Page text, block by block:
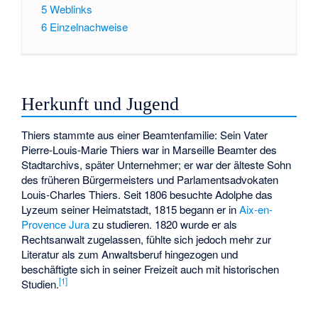
5Weblinks
6 Einzelnachweise
Herkunft und Jugend
Thiers stammte aus einer Beamtenfamilie: Sein Vater
Pierre-Louis-Marie Thiers war in Marseille Beamter des
Stadtarchivs, später Unternehmer; er war der älteste Sohn
des früheren Bürgermeisters und Parlamentsadvokaten
Louis-Charles Thiers. Seit 1806 besuchte Adolphe das
Lyzeum seiner Heimatstadt, 1815 begann er inAix-en-
Provence Jurazu studieren. 1820 wurde er als
Rechtsanwalt zugelassen, fühlte sich jedoch mehr zur
Literatur als zum Anwaltsberuf hingezogen und
beschäftigte sich in seiner Freizeit auch mit historischen
Studien.[1]